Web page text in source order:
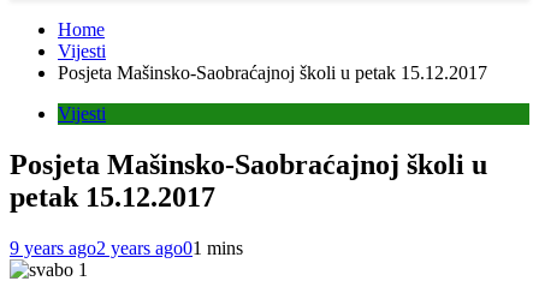
Home
Vijesti
Posjeta Mašinsko-Saobraćajnoj školi u petak 15.12.2017
Vijesti
Posjeta Mašinsko-Saobraćajnoj školi u
petak 15.12.2017
9 years ago2 years ago01 mins